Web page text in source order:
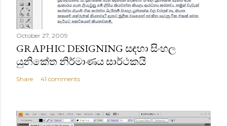
October 27, 2009
GRAPHIC DESIGNING සඳහා සිංහල
යුනිකේත නිර්මාණය සාර්ථකයි
Share 41 comments